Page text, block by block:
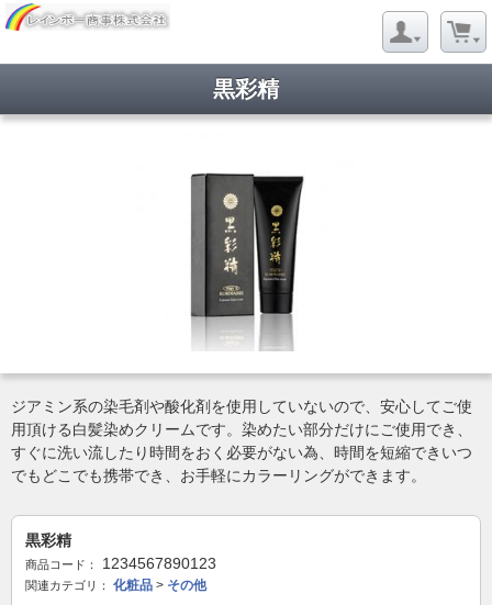
黒彩精
ジアミン系の染毛剤や酸化剤を使用していないので、安心してご使
用頂ける白髪染めクリームです。染めたい部分だけにご使用でき、
すぐに洗い流したり時間をおく必要がない為、時間を短縮できいつ
でもどこでも携帯でき、お手軽にカラーリングができます。
黒彩精
商品コード： 1234567890123
関連カテゴリ： 化粧品 > その他